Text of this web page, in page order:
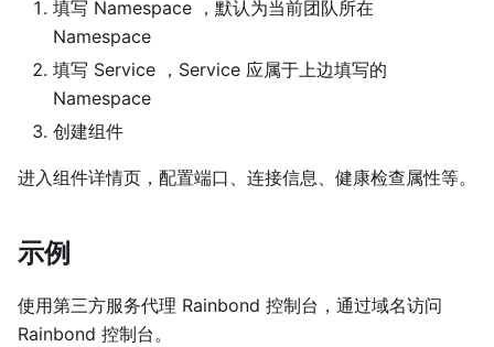
填写 Namespace ，默认为当前团队所在
Namespace
填写 Service ，Service 应属于上边填写的
Namespace
创建组件
进入组件详情页，配置端口、连接信息、健康检查属性等。
示例
使用第三方服务代理 Rainbond 控制台，通过域名访问
Rainbond 控制台。